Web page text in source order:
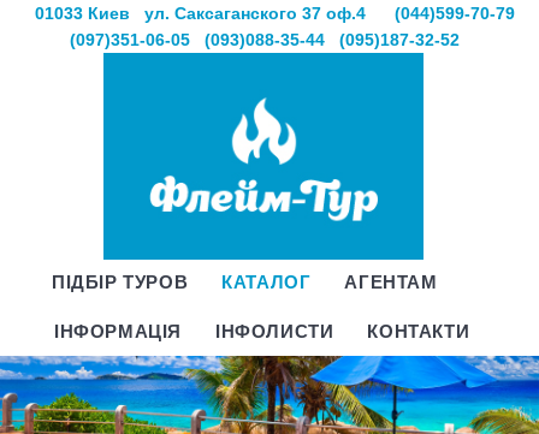
01033 Киев ул. Саксаганского 37 оф.4
(044)599-70-79
(097)351-06-05
(093)088-35-44 (095)187-32-52
ПІДБІР ТУРОВ КАТАЛОГ АГЕНТАМ
ІНФОРМАЦІЯ ІНФОЛИСТИ КОНТАКТИ